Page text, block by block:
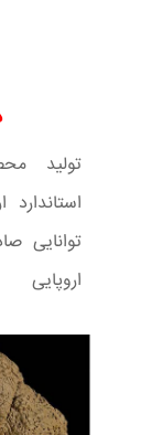
تولید
توانایی
اروپایی